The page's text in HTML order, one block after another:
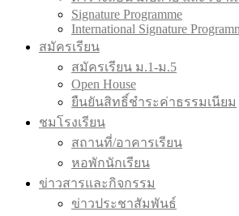
Signature Programme
International Signature
สมัครเรียน
สมัครเรียน ม.1-ม.5
Open House
ยืนยันสิทธิ์ชำระค่าธรรมเนียม
ชมโรงเรียน
สถานที่/อาคารเรียน
หอพักนักเรียน
ข่าวสารและกิจกรรม
ข่าวประชาสัมพันธ์